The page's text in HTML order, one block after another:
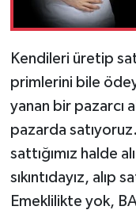
Kendileri üretip
primlerini bile
yanan bir pazarcı
pazarda
sattığımız halde
sıkıntıdayız, alıp
Emeklilikte yok,